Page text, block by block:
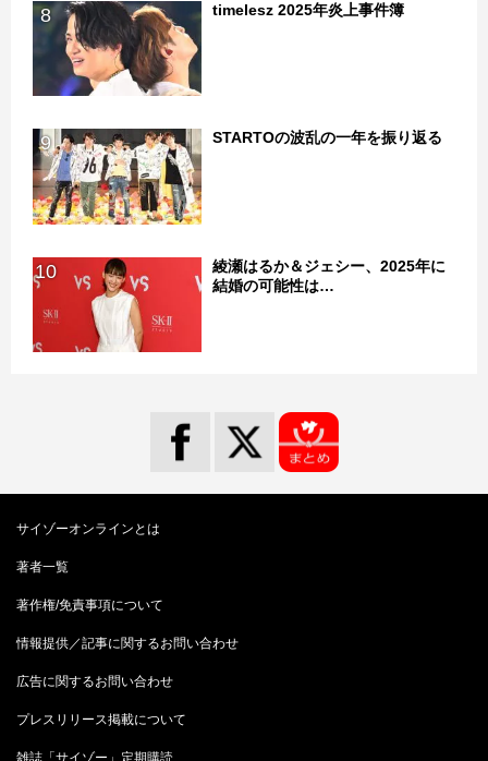
8 timelesz 2025年炎上事件簿
9 STARTOの波乱の一年を振り返る
10
綾瀬はるか＆ジェシー、2025年に
結婚の可能性は…
サイゾーオンラインとは
著者一覧
著作権/免責事項について
情報提供／記事に関するお問い合わせ
広告に関するお問い合わせ
プレスリリース掲載について
雑誌「サイゾー」定期購読